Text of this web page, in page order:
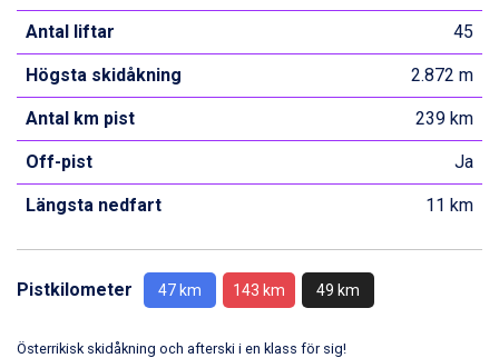
Antal liftar 45
Högsta skidåkning 2.872 m
Antal km pist 239 km
Off-pist Ja
Längsta nedfart 11 km
Pistkilometer 47 km 143 km 49 km
Österrikisk skidåkning och afterski i en klass för sig!